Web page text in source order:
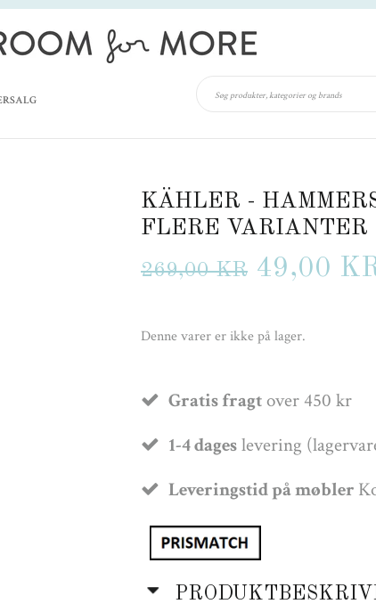
KÄHLER -
FLERE VARIANTER
269,00 KR 49,00
Denne varer er ikke på lager.
Gratis fragtover 450 kr
1-4 dageslevering
Leveringstid på møbler